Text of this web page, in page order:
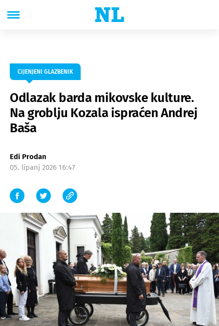
CIJENJENI GLAZBENIK
Odlazak barda mikovske kulture.
Na groblju Kozala ispraćen Andrej
Baša
Edi Prodan
05. lipanj 2026 16:47